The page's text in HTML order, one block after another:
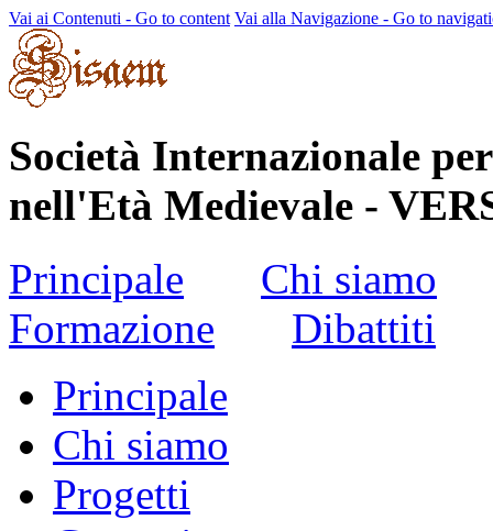
Vai ai Contenuti - Go to content Vai alla Navigazione - Go to
Società Internazionale
nell'Età Medievale -
Principale
Chi siamo
Formazione
Dibattiti
Principale
Chi siamo
Progetti